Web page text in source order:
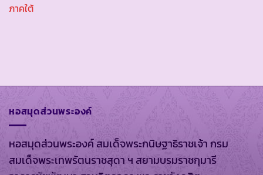
ภาคใต้
หอสมุดส่วนพระองค์
หอสมุดส่วนพระองค์ สมเด็จพระกนิษฐาธิราชเจ้า กรม
สมเด็จพระเทพรัตนราชสุดา ฯ สยามบรมราชกุมารี